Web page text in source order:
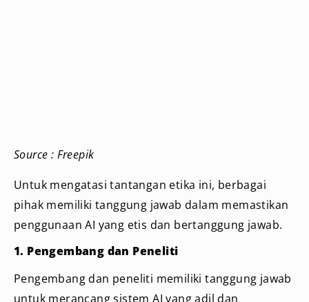
Source : Freepik
Untuk mengatasi tantangan etika ini, berbagai
pihak memiliki tanggung jawab dalam memastikan
penggunaan AI yang etis dan bertanggung jawab.
1. Pengembang dan Peneliti
Pengembang dan peneliti memiliki tanggung jawab
untuk merancang sistem AI yang adil dan